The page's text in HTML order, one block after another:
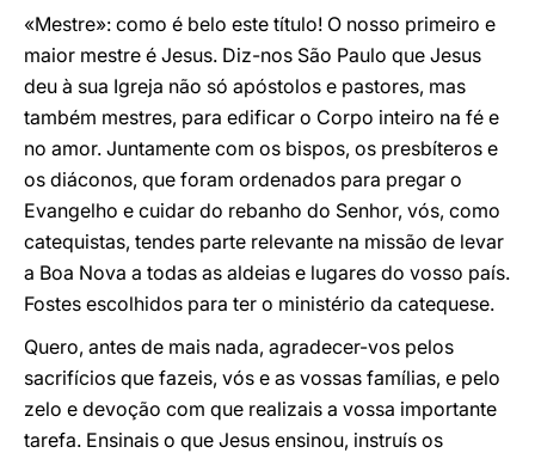
«Mestre»: como é belo este título! O nosso primeiro e
maior mestre é Jesus. Diz-nos São Paulo que Jesus
deu à sua Igreja não só apóstolos e pastores, mas
também mestres, para edificar o Corpo inteiro na fé e
no amor. Juntamente com os bispos, os presbíteros e
os diáconos, que foram ordenados para pregar o
Evangelho e cuidar do rebanho do Senhor, vós, como
catequistas, tendes parte relevante na missão de levar
a Boa Nova a todas as aldeias e lugares do vosso país.
Fostes escolhidos para ter o ministério da catequese.
Quero, antes de mais nada, agradecer-vos pelos
sacrifícios que fazeis, vós e as vossas famílias, e pelo
zelo e devoção com que realizais a vossa importante
tarefa. Ensinais o que Jesus ensinou, instruís os